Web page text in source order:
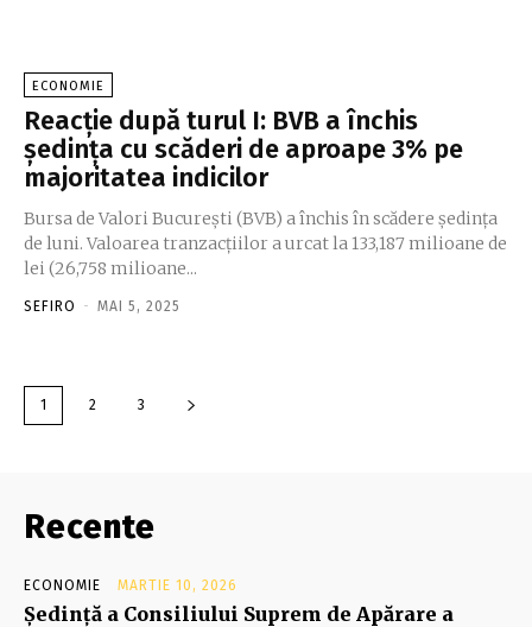
ECONOMIE
Reacție după turul I: BVB a închis
ședința cu scăderi de aproape 3% pe
majoritatea indicilor
Bursa de Valori București (BVB) a închis în scădere ședința
de luni. Valoarea tranzacțiilor a urcat la 133,187 milioane de
lei (26,758 milioane...
SEFIRO - MAI 5, 2025
1 2 3
Recente
ECONOMIE MARTIE 10, 2026
Şedinţă a Consiliului Suprem de Apărare a